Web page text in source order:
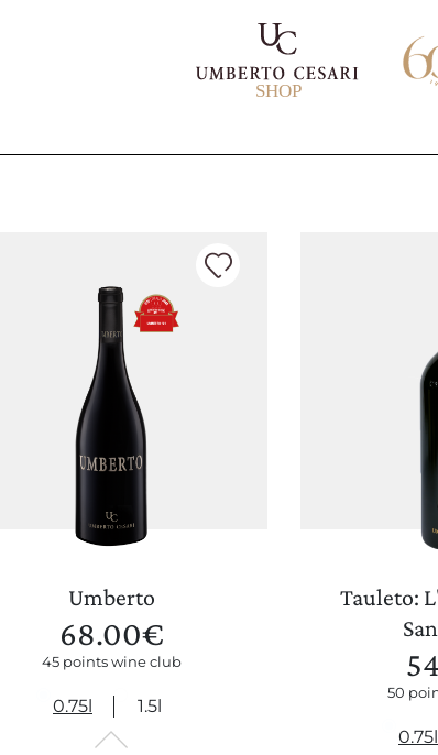
SHOP
Umberto
68.00€
45 points wine club
0.75l 1.5l
Tauleto:
50
0.75l